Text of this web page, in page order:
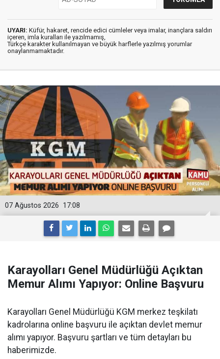
UYARI: Küfür, hakaret, rencide edici cümleler veya imalar, inançlara saldırı
içeren, imla kuralları ile yazılmamış,
Türkçe karakter kullanılmayan ve büyük harflerle yazılmış yorumlar
onaylanmamaktadır.
17:08
07 Ağustos 2026
Karayolları Genel Müdürlüğü Açıktan
Memur Alımı Yapıyor: Online Başvuru
Karayolları Genel Müdürlüğü KGM merkez teşkilatı
kadrolarına online başvuru ile açıktan devlet memur
alımı yapıyor. Başvuru şartları ve tüm detayları bu
haberimizde.